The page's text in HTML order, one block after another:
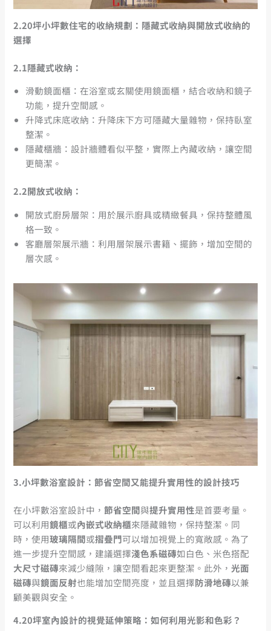
2.20坪小坪數住宅的收納規劃：隱藏式收納與開放式收納的
選擇
2.1隱藏式收納：
滑動鏡面櫃：在浴室或玄關使用鏡面櫃，結合收納和鏡子
功能，提升空間感。
升降式床底收納：升降床下方可隱藏大量雜物，保持臥室
整潔。
隱藏櫃牆：設計牆體看似平整，實際上內藏收納，讓空間
更簡潔。
2.2開放式收納：
開放式廚房層架：用於展示廚具或精緻餐具，保持整體風
格一致。
客廳層架展示牆：利用層架展示書籍、擺飾，增加空間的
層次感。
3.小坪數浴室設計：節省空間又能提升實用性的設計技巧
在小坪數浴室設計中，節省空間與提升實用性是首要考量。
可以利用鏡櫃或內嵌式收納櫃來隱藏雜物，保持整潔。同
時，使用玻璃隔間或摺疊門可以增加視覺上的寬敞感。為了
進一步提升空間感，建議選擇淺色系磁磚如白色、米色搭配
大尺寸磁磚來減少縫隙，讓空間看起來更整潔。此外，光面
磁磚與鏡面反射也能增加空間亮度，並且選擇防滑地磚以兼
顧美觀與安全。
4.20坪室內設計的視覺延伸策略：如何利用光影和色彩？